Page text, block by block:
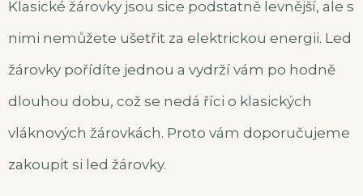
Klasické žárovky jsou sice podstatně levnější, ale s
nimi nemůžete ušetřit za elektrickou energii. Led
žárovky pořídíte jednou a vydrží vám po hodně
dlouhou dobu, což se nedá říci o klasických
vláknových žárovkách. Proto vám doporučujeme
zakoupit si led žárovky.